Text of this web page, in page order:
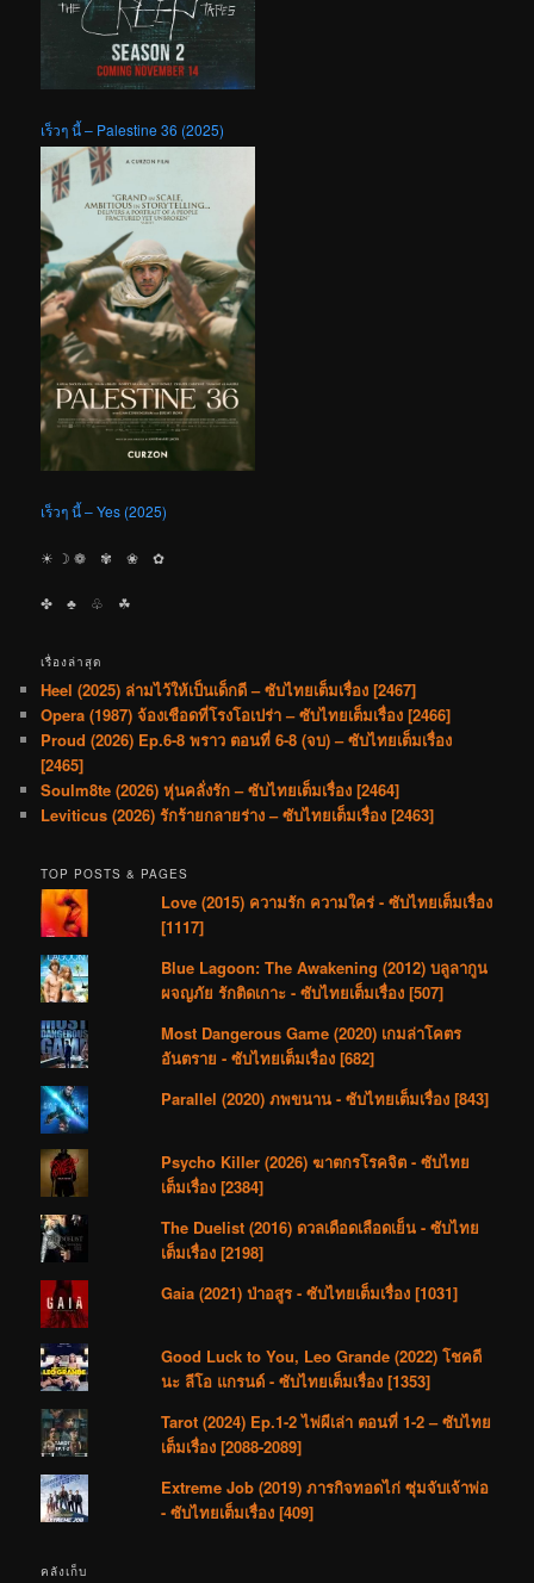
เร็วๆ นี้ – Palestine 36 (2025)
เร็วๆ นี้ – Yes (2025)
☀︎ ☽ ❁ ✾ ❀ ✿
✤ ♣︎ ♧ ☘︎
เรื่องล่าสุด
Heel (2025) ล่ามไว้ให้เป็นเด็กดี – ซับไทยเต็มเรื่อง [2467]
Opera (1987) จ้องเชือดที่โรงโอเปร่า – ซับไทยเต็มเรื่อง [2466]
Proud (2026) Ep.6-8 พราว ตอนที่ 6-8 (จบ) – ซับไทยเต็มเรื่อง
[2465]
Soulm8te (2026) หุ่นคลั่งรัก – ซับไทยเต็มเรื่อง [2464]
Leviticus (2026) รักร้ายกลายร่าง – ซับไทยเต็มเรื่อง [2463]
TOP POSTS & PAGES
Love (2015) ความรัก ความใคร่ - ซับไทยเต็มเรื่อง
[1117]
Blue Lagoon: The Awakening (2012) บลูลากูน
ผจญภัย รักติดเกาะ - ซับไทยเต็มเรื่อง [507]
Most Dangerous Game (2020) เกมล่าโคตร
อันตราย - ซับไทยเต็มเรื่อง [682]
Parallel (2020) ภพขนาน - ซับไทยเต็มเรื่อง [843]
Psycho Killer (2026) ฆาตกรโรคจิต - ซับไทย
เต็มเรื่อง [2384]
The Duelist (2016) ดวลเดือดเลือดเย็น - ซับไทย
เต็มเรื่อง [2198]
Gaia (2021) ป่าอสูร - ซับไทยเต็มเรื่อง [1031]
Good Luck to You, Leo Grande (2022) โชคดี
นะ ลีโอ แกรนด์ - ซับไทยเต็มเรื่อง [1353]
Tarot (2024) Ep.1-2 ไพ่ผีเล่า ตอนที่ 1-2 – ซับไทย
เต็มเรื่อง [2088-2089]
Extreme Job (2019) ภารกิจทอดไก่ ซุ่มจับเจ้าพ่อ
- ซับไทยเต็มเรื่อง [409]
คลังเก็บ